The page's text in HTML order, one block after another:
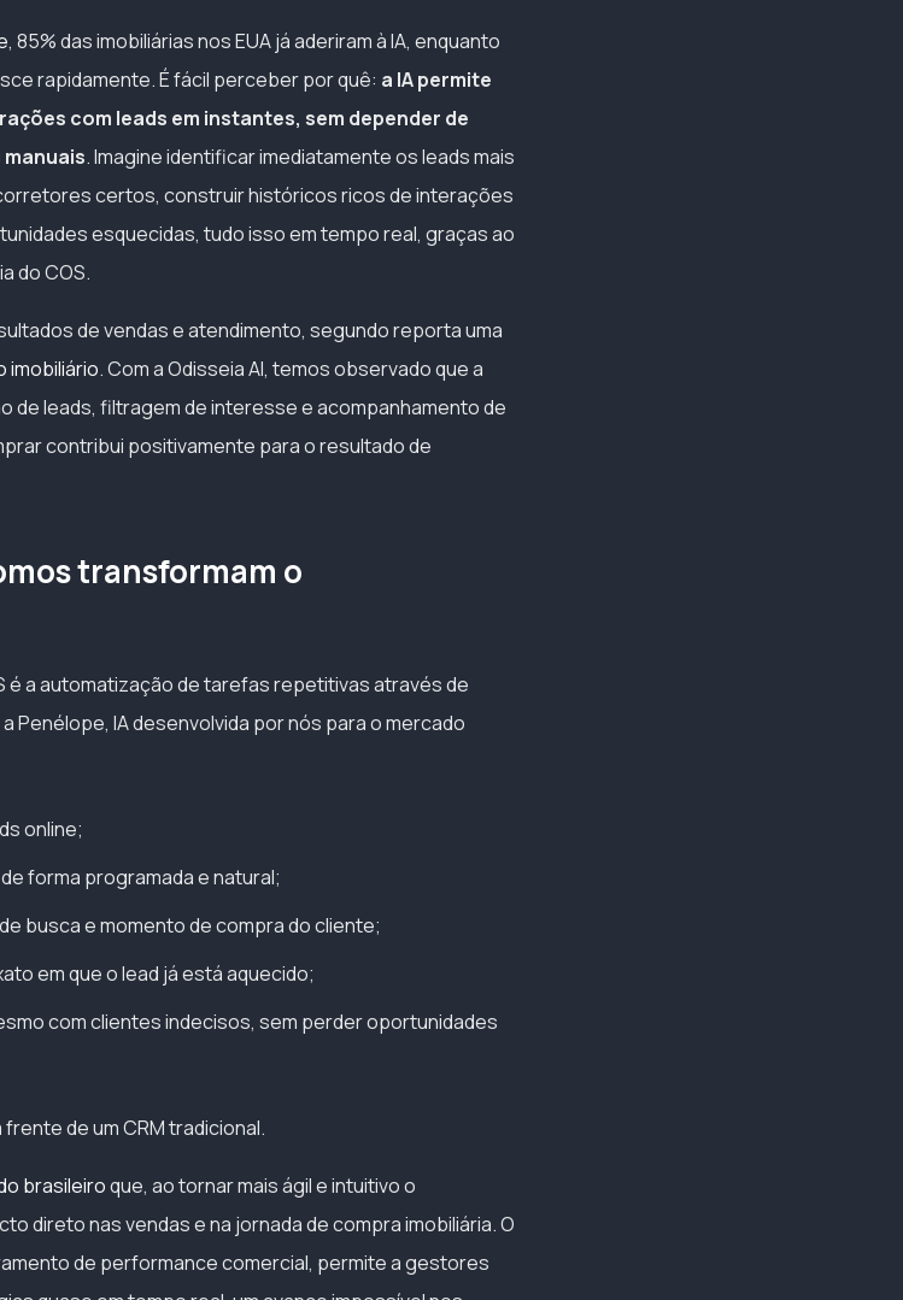
, 85% das imobiliárias nos EUA já aderiram à IA, enquanto
rapidamente. É fácil perceber por quê: a IA permite
com leads em instantes, sem depender de
. Imagine identificar imediatamente os leads mais
certos, construir históricos ricos de interações
esquecidas, tudo isso em tempo real, graças ao
do COS.
de vendas e atendimento, segundo reporta uma
imobiliário. Com a Odisseia AI, temos observado que a
de leads, filtragem de interesse e acompanhamento de
contribui positivamente para o resultado de
transformam o
é a automatização de tarefas repetitivas através de
Penélope, IA desenvolvida por nós para o mercado
online;
forma programada e natural;
busca e momento de compra do cliente;
em que o lead já está aquecido;
com clientes indecisos, sem perder oportunidades
de um CRM tradicional.
brasileiroque, ao tornar mais ágil e intuitivo o
direto nas vendas e na jornada de compra imobiliária. O
de performance comercial, permite a gestores